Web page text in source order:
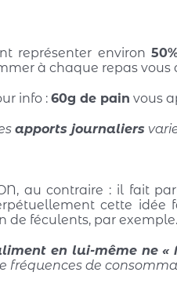
représenter environ
à chaque repas
info : 60g de pain vous
apports journaliers
au contraire : il fait
cette idée
de féculents, par exemple.
en lui-même ne «
fréquences de